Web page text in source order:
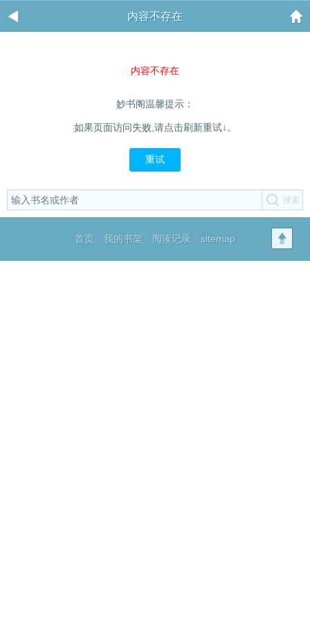
内容不存在
内容不存在
妙书阁温馨提示：
如果页面访问失败,请点击刷新重试↓。
重试
首页 我的书架 阅读记录 sitemap